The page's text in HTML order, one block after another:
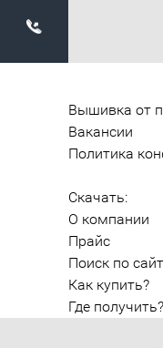
Вышивка от
Вакансии
Политика
Скачать:
О компании
Прайс
Поиск по
Как купить?
Где получить?